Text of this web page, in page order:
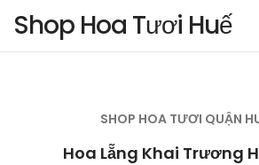
Shop Hoa Tươi Huế
SHOP HOA TƯƠI QUẬN
Hoa Lẵng Khai Trương